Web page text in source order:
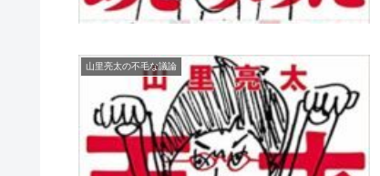
山里亮太の不毛な議論